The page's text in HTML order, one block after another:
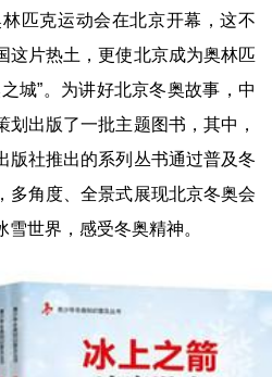
匹克运动会在北京开幕，这不
这片热土，更使北京成为奥林匹
城”。为讲好北京冬奥故事，中
划出版了一批主题图书，其中，
版社推出的系列丛书通过普及冬
多角度、全景式展现北京冬奥会
世界，感受冬奥精神。